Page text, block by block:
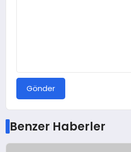
Gönder
Benzer Haberler